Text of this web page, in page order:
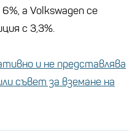
а Volkswagen се
с 3,3%.
и не представлява
съвет за вземане на